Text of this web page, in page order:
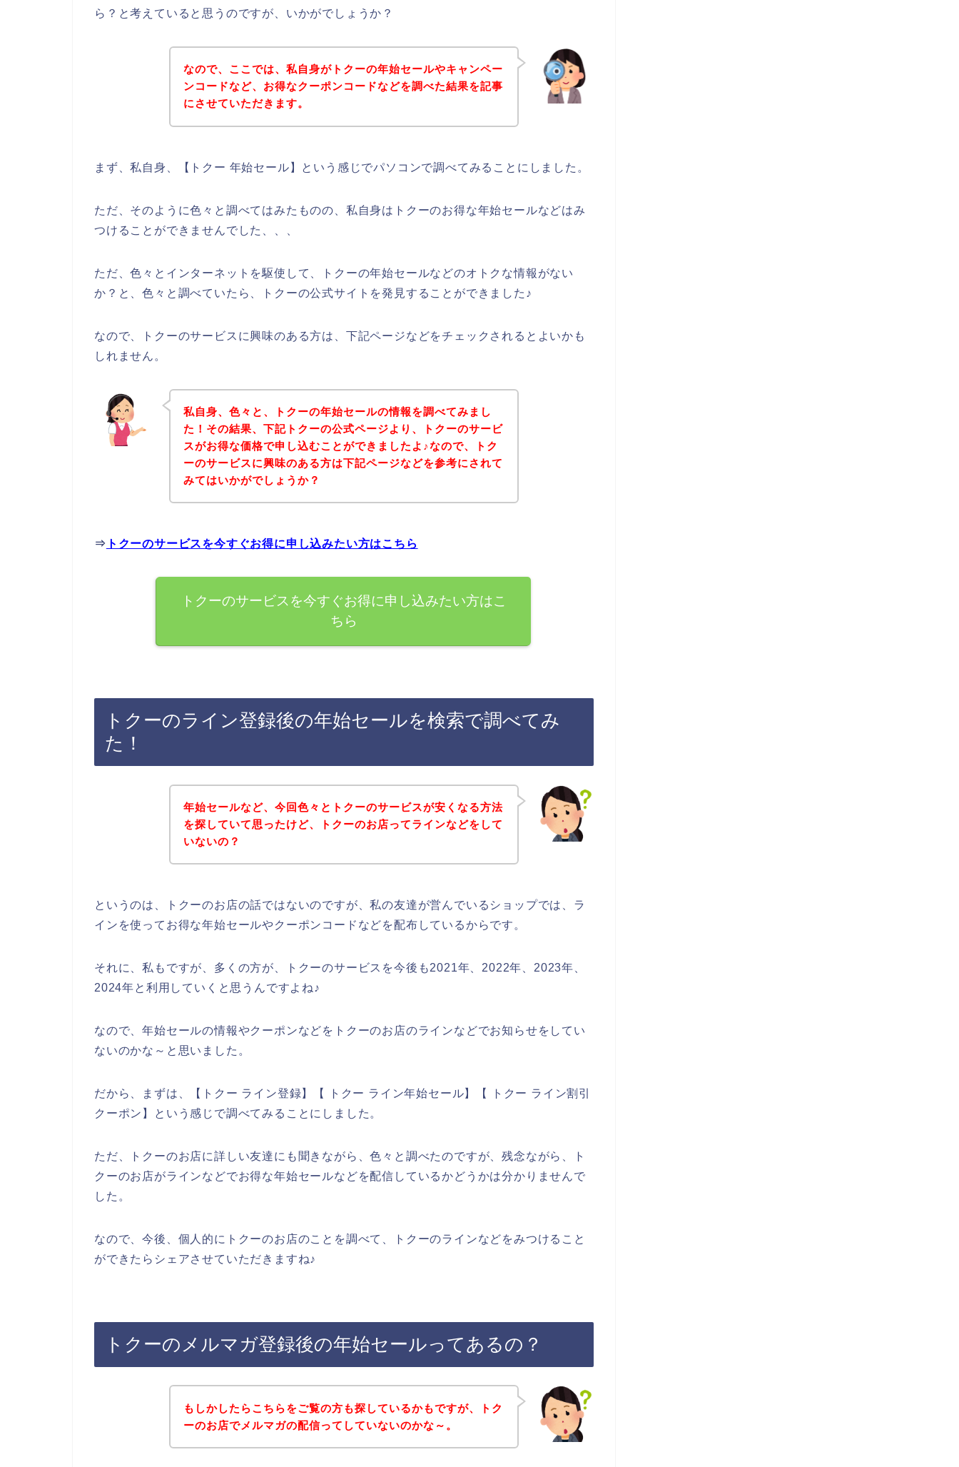
ら？と考えていると思うのですが、いかがでしょうか？
なので、ここでは、私自身がトクーの年始セールやキャンペー
ンコードなど、お得なクーポンコードなどを調べた結果を記事
にさせていただきます。
まず、私自身、【トクー 年始セール】という感じでパソコンで調べてみることにしました。
ただ、そのように色々と調べてはみたものの、私自身はトクーのお得な年始セールなどはみ
つけることができませんでした、、、
ただ、色々とインターネットを駆使して、トクーの年始セールなどのオトクな情報がない
か？と、色々と調べていたら、トクーの公式サイトを発見することができました♪
なので、トクーのサービスに興味のある方は、下記ページなどをチェックされるとよいかも
しれません。
私自身、色々と、トクーの年始セールの情報を調べてみまし
た！その結果、下記トクーの公式ページより、トクーのサービ
スがお得な価格で申し込むことができましたよ♪なので、トク
ーのサービスに興味のある方は下記ページなどを参考にされて
みてはいかがでしょうか？
⇒ トクーのサービスを今すぐお得に申し込みたい方はこちら
トクーのサービスを今すぐお得に申し込みたい方はこ
ちら
トクーのライン登録後の年始セールを検索で調べてみ
た！
年始セールなど、今回色々とトクーのサービスが安くなる方法
を探していて思ったけど、トクーのお店ってラインなどをして
いないの？
というのは、トクーのお店の話ではないのですが、私の友達が営んでいるショップでは、ラ
インを使ってお得な年始セールやクーポンコードなどを配布しているからです。
それに、私もですが、多くの方が、トクーのサービスを今後も2021年、2022年、2023年、
2024年と利用していくと思うんですよね♪
なので、年始セールの情報やクーポンなどをトクーのお店のラインなどでお知らせをしてい
ないのかな～と思いました。
だから、まずは、【トクー ライン登録】【 トクー ライン年始セール】【 トクー ライン割引
クーポン】という感じで調べてみることにしました。
ただ、トクーのお店に詳しい友達にも聞きながら、色々と調べたのですが、残念ながら、ト
クーのお店がラインなどでお得な年始セールなどを配信しているかどうかは分かりませんで
した。
なので、今後、個人的にトクーのお店のことを調べて、トクーのラインなどをみつけること
ができたらシェアさせていただきますね♪
トクーのメルマガ登録後の年始セールってあるの？
もしかしたらこちらをご覧の方も探しているかもですが、トク
ーのお店でメルマガの配信ってしていないのかな～。